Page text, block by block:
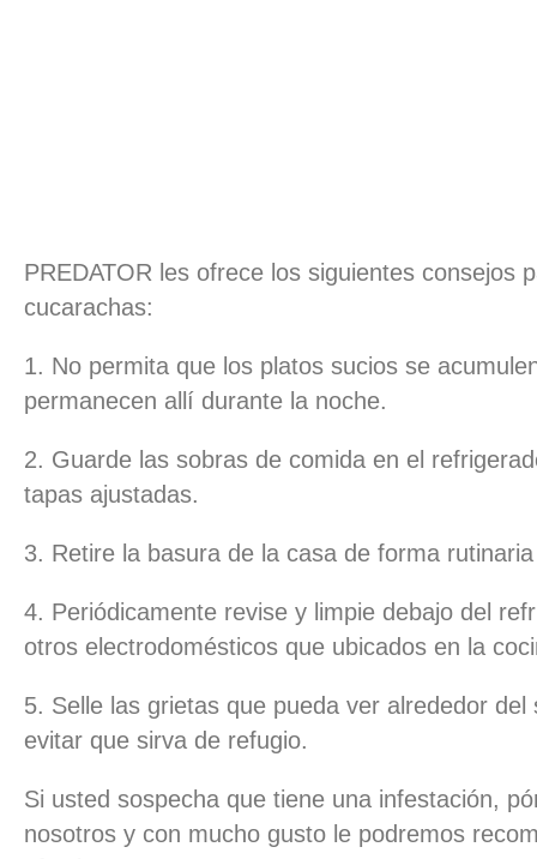
PREDATOR les ofrece los siguientes consejos
cucarachas:
1. No permita que los platos sucios se
permanecen allí durante la noche.
2. Guarde las sobras de comida en el
tapas ajustadas.
3. Retire la basura de la casa de forma
4. Periódicamente revise y limpie debajo del
otros electrodomésticos que ubicados en la
5. Selle las grietas que pueda ver alrededor
evitar que sirva de refugio.
Si usted sospecha que tiene una infestación,
nosotros y con mucho gusto le podremos